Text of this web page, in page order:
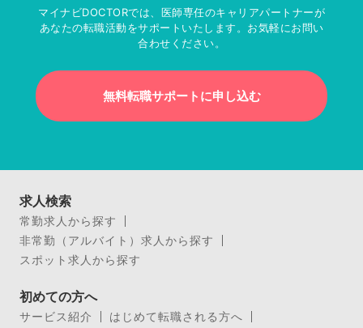
マイナビDOCTORでは、医師専任のキャリアパートナーが
あなたの転職活動をサポートいたします。お気軽にお問い
合わせください。
無料転職サポートに申し込む
求人検索
常勤求人から探す
非常勤（アルバイト）求人から探す
スポット求人から探す
初めての方へ
サービス紹介
はじめて転職される方へ